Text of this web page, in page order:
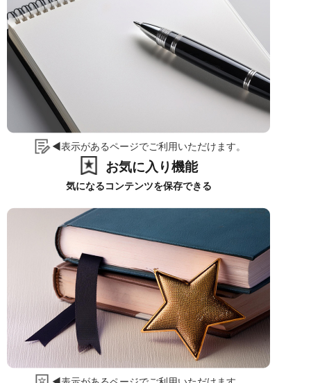
◀表示があるページでご利用いただけます。
お気に入り機能
気になるコンテンツを保存できる